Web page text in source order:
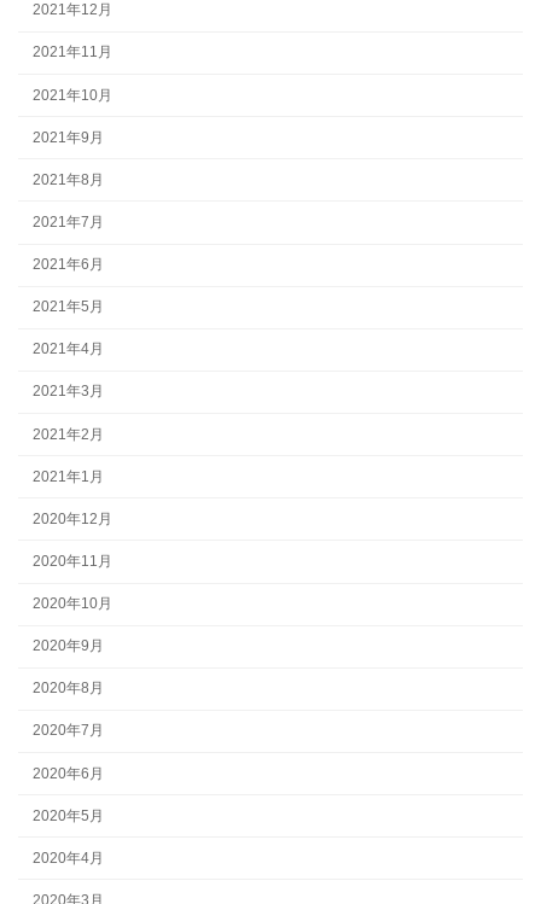
2021年12月
2021年11月
2021年10月
2021年9月
2021年8月
2021年7月
2021年6月
2021年5月
2021年4月
2021年3月
2021年2月
2021年1月
2020年12月
2020年11月
2020年10月
2020年9月
2020年8月
2020年7月
2020年6月
2020年5月
2020年4月
2020年3月